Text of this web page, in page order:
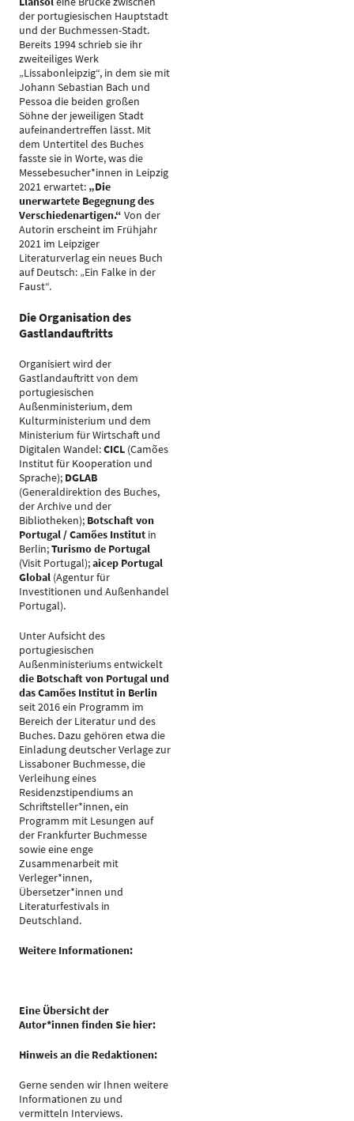
der portugiesischen Hauptstadt
und der Buchmessen-Stadt.
Bereits 1994 schrieb sie ihr
zweiteiliges Werk
„Lissabonleipzig“, in dem sie mit
Johann Sebastian Bach und
Pessoa die beiden großen
Söhne der jeweiligen Stadt
aufeinandertreffen lässt. Mit
dem Untertitel des Buches
fasste sie in Worte, was die
Messebesucher*innen in Leipzig
2021 erwartet: „Die
unerwartete Begegnung des
Verschiedenartigen.“ Von der
Autorin erscheint im Frühjahr
2021 im Leipziger
Literaturverlag ein neues Buch
auf Deutsch: „Ein Falke in der
Faust“.
Die Organisation des
Gastlandauftritts
Organisiert wird der
Gastlandauftritt von dem
portugiesischen
Außenministerium, dem
Kulturministerium und dem
Ministerium für Wirtschaft und
Digitalen Wandel:CICL (Camões
Institut für Kooperation und
Sprache); DGLAB
(Generaldirektion des Buches,
der Archive und der
Bibliotheken); Botschaft von
Portugal / Camões Institut in
Berlin;Turismo de Portugal
(Visit Portugal);aicep Portugal
Global (Agentur für
Investitionen und Außenhandel
Portugal).
Unter Aufsicht des
portugiesischen
Außenministeriums entwickelt
die Botschaft von Portugal und
das Camões Institut in Berlin
seit 2016 ein Programm im
Bereich der Literatur und des
Buches. Dazu gehören etwa die
Einladung deutscher Verlage zur
Lissaboner Buchmesse, die
Verleihung eines
Residenzstipendiums an
Schriftsteller*innen, ein
Programm mit Lesungen auf
der Frankfurter Buchmesse
sowie eine enge
Zusammenarbeit mit
Verleger*innen,
Übersetzer*innen und
Literaturfestivals in
Deutschland.
Weitere Informationen:
Eine Übersicht der
Autor*innen finden Sie hier:
Hinweis an die Redaktionen:
Gerne senden wir Ihnen weitere
Informationen zu und
vermitteln Interviews.